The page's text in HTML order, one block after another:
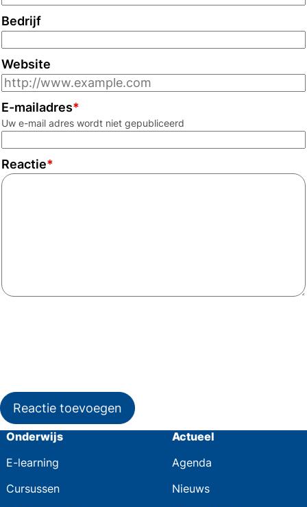
en
BRMO
&
Infectiepreventie
Bedrijf
Website
E-mailadres*
Uw e-mail adres wordt niet gepubliceerd
Reactie*
Reactie toevoegen
Onderwijs
E-learning
Cursussen
Actueel
Agenda
Nieuws